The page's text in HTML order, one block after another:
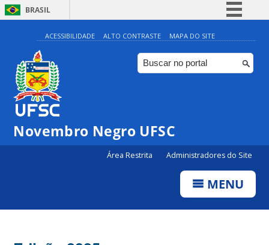
BRASIL
Simplifique!
Comunica BR
Participe
ACESSIBILIDADE ALTO CONTRASTE MAPA DO SITE
Novembro Negro UFSC
Área Restrita Administradores do Site
MENU